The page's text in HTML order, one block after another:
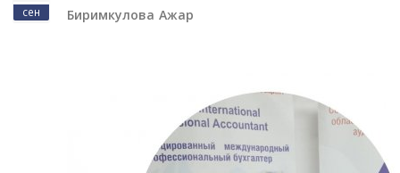
сен Биримкулова Ажар